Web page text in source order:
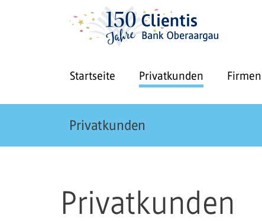
Startseite Privatkunden
Privatkunden
Privatkunden